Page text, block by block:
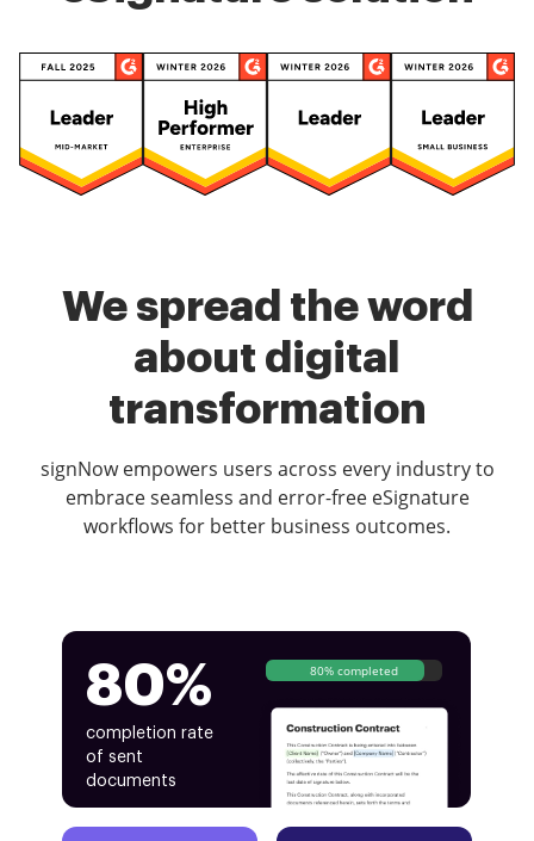
We spread the word
about digital
transformation
signNow empowers users across every industry to
embrace seamless and error-free eSignature
workflows for better business outcomes.
80%
completion rate
of sent
documents
80% completed